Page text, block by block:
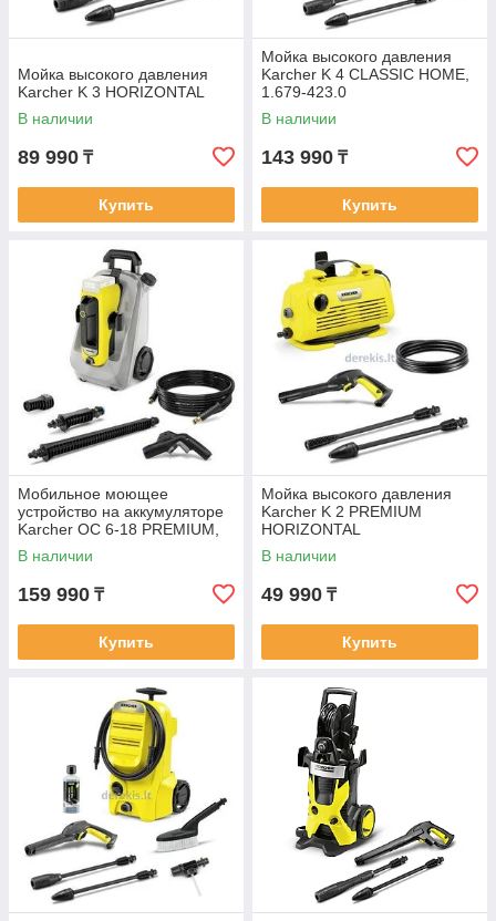
Мойка высокого давления
Karcher K 3 HORIZONTAL
В наличии
89 990 ₸
Купить
Мойка высокого давления
Karcher K 4 CLASSIC HOME,
1.679-423.0
В наличии
143 990 ₸
Купить
Мобильное моющее
устройство на аккумуляторе
Karcher OC 6-18 PREMIUM,
1.328-520.0
В наличии
159 990 ₸
Купить
Мойка высокого давления
Karcher K 2 PREMIUM
HORIZONTAL
В наличии
49 990 ₸
Купить